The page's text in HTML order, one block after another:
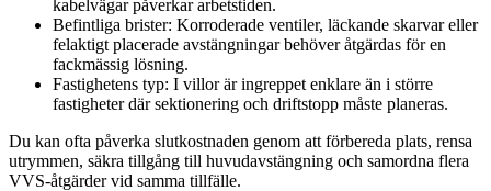
kabelvägar påverkar arbetstiden.
Befintliga brister: Korroderade ventiler, läckande skarvar eller
felaktigt placerade avstängningar behöver åtgärdas för en
fackmässig lösning.
Fastighetens typ: I villor är ingreppet enklare än i större
fastigheter där sektionering och driftstopp måste planeras.
Du kan ofta påverka slutkostnaden genom att förbereda plats, rensa
utrymmen, säkra tillgång till huvudavstängning och samordna flera
VVS-åtgärder vid samma tillfälle.